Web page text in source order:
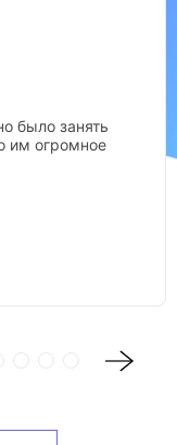
было занять
им огромное